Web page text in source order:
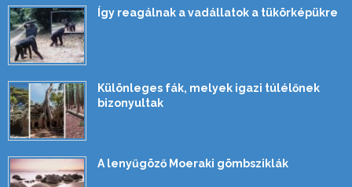
Így reagálnak a vadállatok a tükörképükre
Különleges fák, melyek igazi túlélőnek
bizonyultak
A lenyűgöző Moeraki gömbsziklák